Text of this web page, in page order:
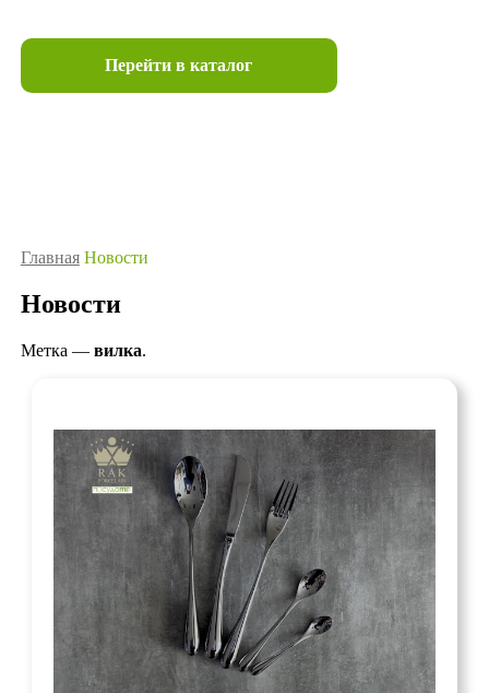
Перейти в каталог
Главная Новости
Новости
Метка — вилка.